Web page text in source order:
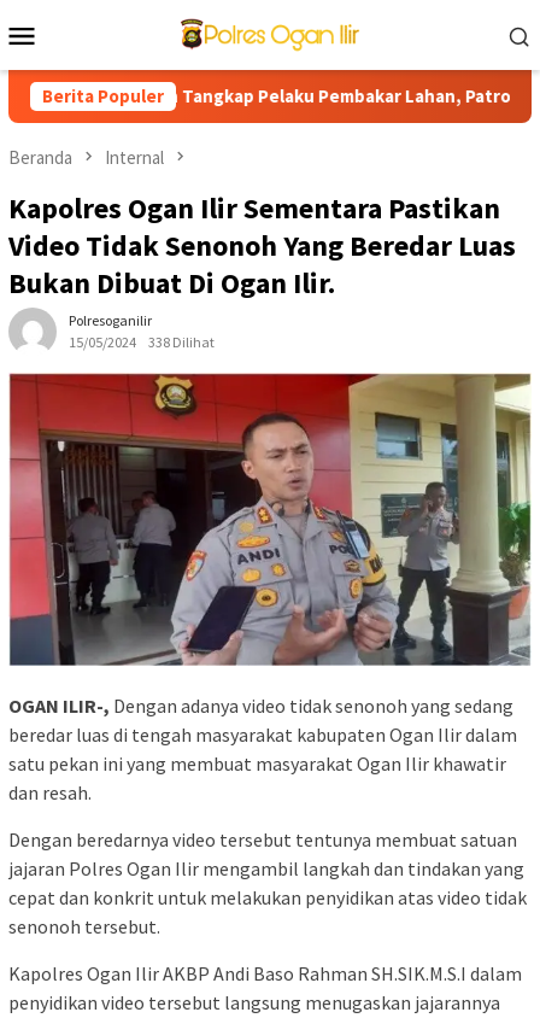
ke
Mobile
Berita Populer
Tegaskan Tangkap Pelaku Pembakar Lahan, Patroli Hunting
Beranda Internal
Kapolres Ogan Ilir Sementara Pastikan
Video Tidak Senonoh Yang Beredar Luas
Bukan Dibuat Di Ogan Ilir.
Polresoganilir
15/05/2024
338 Dilihat
OGAN ILIR-, Dengan adanya video tidak senonoh yang sedang
beredar luas di tengah masyarakat kabupaten Ogan Ilir dalam
satu pekan ini yang membuat masyarakat Ogan Ilir khawatir
dan resah.
Dengan beredarnya video tersebut tentunya membuat satuan
jajaran Polres Ogan Ilir mengambil langkah dan tindakan yang
cepat dan konkrit untuk melakukan penyidikan atas video tidak
senonoh tersebut.
Kapolres Ogan Ilir AKBP Andi Baso Rahman SH.SIK.M.S.I dalam
penyidikan video tersebut langsung menugaskan jajarannya